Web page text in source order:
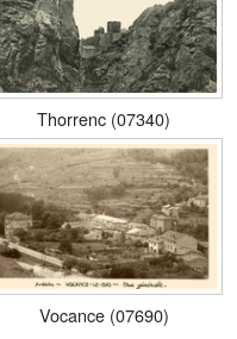
Thorrenc (07340)
Vocance (07690)